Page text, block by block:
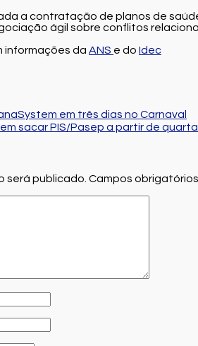
a contratação de planos de
ágil sobre conflitos
informações da ANS e do Idec
em três dias no Carnaval
sacar PIS/Pasep a partir de
será publicado. Campos